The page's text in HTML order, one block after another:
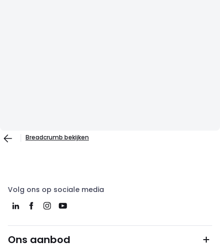
Breadcrumb bekijken
Volg ons op sociale media
Ons aanbod